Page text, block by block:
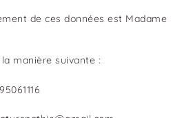
de ces données est Madame
manière suivante :